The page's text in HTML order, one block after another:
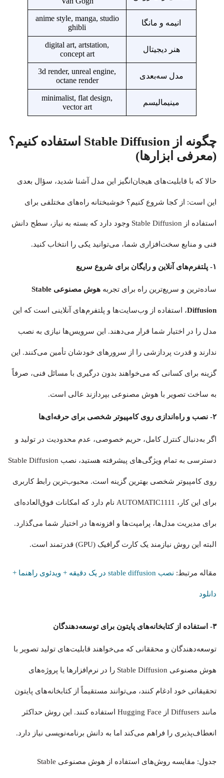
انیمه و مانگا
anime style, manga, studio
ghibli
هنر دیجیتال
digital art, artstation,
concept art
مدل سه‌بعدی
3d render, unreal engine,
octane render
مینیمالیسم
minimalist, flat design,
vector art
چگونه از Stable Diffusion استفاده کنیم؟
(معرفی ابزارها)
حالا که با قابلیت‌های هیجان‌انگیز این مدل آشنا شدید، سؤال بعدی
این است: از کجا شروع کنیم؟ خوشبختانه راه‌های مختلفی برای
استفاده از Stable Diffusion وجود دارد که بسته به نیاز، سطح دانش
فنی و منابع سخت‌افزاری شما، می‌توانید یکی را انتخاب کنید.
۱- پلتفرم‌های آنلاین و رایگان برای شروع سریع
ساده‌ترین و سریع‌ترین راه برای تجربه هوش مصنوعی Stable
Diffusion، استفاده از وب‌سایت‌ها و پلتفرم‌های آنلاینی است که این
مدل را در اختیار شما قرار می‌دهند. این سرویس‌ها نیازی به نصب
ندارند و قدرت پردازشی را از سرورهای خودشان تأمین می‌کنند. این
گزینه برای کسانی که می‌خواهند بدون درگیری با مسائل فنی، صرفاً
به ساخت تصویر با هوش مصنوعی بپردازند عالی است.
۲- نصب و راه‌اندازی روی کامپیوتر شخصی برای حرفه‌ای‌ها
اگر به‌دنبال کنترل کامل، حریم خصوصی، عدم محدودیت در تولید و
دسترسی به تمام ویژگی‌های پیشرفته هستید، نصب Stable Diffusion
روی کامپیوتر شخصی بهترین گزینه است. محبوب‌ترین رابط کاربری
برای این کار، AUTOMATIC1111 نام دارد که امکانات فوق‌العاده‌ای
برای مدیریت مدل‌ها، پرامپت‌ها و افزونه‌ها در اختیار شما می‌گذارد.
البته این روش نیازمند یک کارت گرافیک (GPU) قدرتمند است.
مقاله مرتبط: نصب stable diffusion در یک دقیقه + ویدئوی راهنما +
دانلود
۳- استفاده از کتابخانه‌های پایتون برای توسعه‌دهندگان
توسعه‌دهندگان و محققانی که می‌خواهند قابلیت‌های تولید تصویر با
هوش مصنوعی Stable Diffusion را در نرم‌افزارها یا پروژه‌های
تحقیقاتی خود ادغام کنند، می‌توانند مستقیماً از کتابخانه‌های پایتون
مانند Diffusers از Hugging Face استفاده کنند. این روش حداکثر
انعطاف‌پذیری را فراهم می‌کند اما به دانش برنامه‌نویسی نیاز دارد.
جدول: مقایسه روش‌های استفاده از هوش مصنوعی Stable